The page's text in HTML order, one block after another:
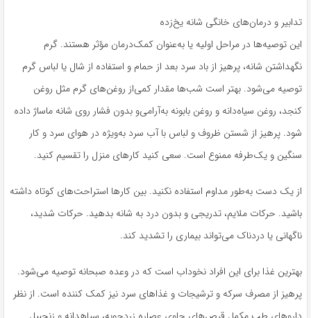
تدابیر و درمان‌های خانگی شانه یخ‌زده
این توصیه‌ها در مراحل اولیه یا به‌عنوان کمک‌درمان مؤثر هستند. گرم
نگهداشتن شانه، پرهیز از باد سرد بعد از حمام و استفاده از شال یا لباس گرم
توصیه می‌شود. بهتر است شب‌ها مقدار کمی‌از روغن‌های گرم مثل روغن
کنجد، روغن سیاه‌دانه و روغن بابونه به‌آرامی‌و بدون فشار روی شانه ماساژ داده
شود. پرهیز از شستن ظروف و لباس با آب سرد به‌ویژه در هوای سرد و کار
سنگین و یک‌طرفه ممنوع است. سعی کنید کارهای منزل را تقسیم کنید.
از یک دست به‌طور مداوم استفاده نکنید. بین کارها استراحت‌های کوتاه داشته
باشید. حرکات ملایم، تدریجی و بدون درد به شانه بدهید. حرکات شدید،
ناگهانی یا دردناک می‌تواند بیماری را تشدید کند.
بهترین غذا برای این افراد نخوداب است که در وعده صبحانه توصیه می‌شود.
پرهیز از مصرف سرکه و ترشیجات و غذاهای سرد نیز کمک کننده است. از نظر